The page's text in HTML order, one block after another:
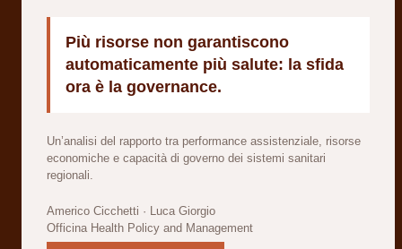
Più risorse non garantiscono
automaticamente più salute: la sfida
ora è la governance.
Un’analisi del rapporto tra performance assistenziale, risorse
economiche e capacità di governo dei sistemi sanitari
regionali.
Americo Cicchetti · Luca Giorgio
Officina Health Policy and Management